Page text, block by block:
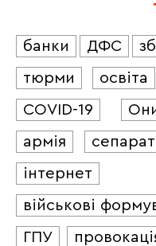
банки ДФС
тюрми
освіта
COVID-19
армія
інтернет
військові
ГПУ